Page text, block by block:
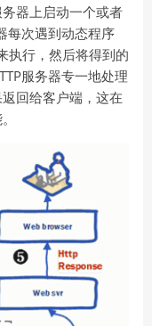
器上启动一个或者
每次遇到动态程序
执行，然后将得到的
服务器专一地处理
回给客户端，这在